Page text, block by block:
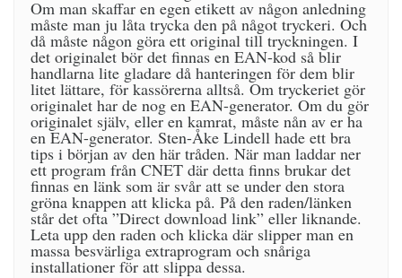
Om man skaffar en egen etikett av någon anledning
måste man ju låta trycka den på något tryckeri. Och
då måste någon göra ett original till tryckningen. I
det originalet bör det finnas en EAN-kod så blir
handlarna lite gladare då hanteringen för dem blir
litet lättare, för kassörerna alltså. Om tryckeriet gör
originalet har de nog en EAN-generator. Om du gör
originalet själv, eller en kamrat, måste nån av er ha
en EAN-generator. Sten-Åke Lindell hade ett bra
tips i början av den här tråden. När man laddar ner
ett program från CNET där detta finns brukar det
finnas en länk som är svår att se under den stora
gröna knappen att klicka på. På den raden/länken
står det ofta ”Direct download link” eller liknande.
Leta upp den raden och klicka där slipper man en
massa besvärliga extraprogram och snåriga
installationer för att slippa dessa.